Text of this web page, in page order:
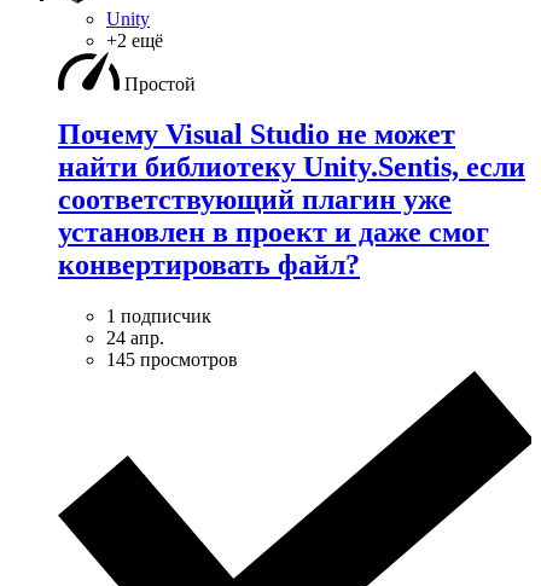
Unity
+2 ещё
Простой
Почему Visual Studio не может
найти библиотеку Unity.Sentis, если
соответствующий плагин уже
установлен в проект и даже смог
конвертировать файл?
1 подписчик
24 апр.
145 просмотров